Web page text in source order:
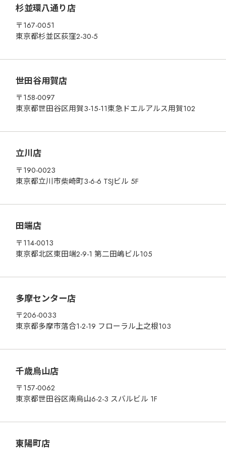
杉並環八通り店
〒167-0051
東京都杉並区荻窪2-30-5
世田谷用賀店
〒158-0097
東京都世田谷区用賀3-15-11東急ドエルアルス用賀102
立川店
〒190-0023
東京都立川市柴崎町3-6-6 TSJビル 5F
田端店
〒114-0013
東京都北区東田端2-9-1 第二田嶋ビル105
多摩センター店
〒206-0033
東京都多摩市落合1-2-19 フローラル上之根103
千歳烏山店
〒157-0062
東京都世田谷区南烏山6-2-3 スバルビル 1F
東陽町店